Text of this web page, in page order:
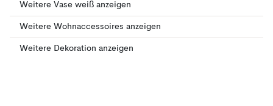
Weitere Vase weiß anzeigen
Weitere Wohnaccessoires anzeigen
Weitere Dekoration anzeigen